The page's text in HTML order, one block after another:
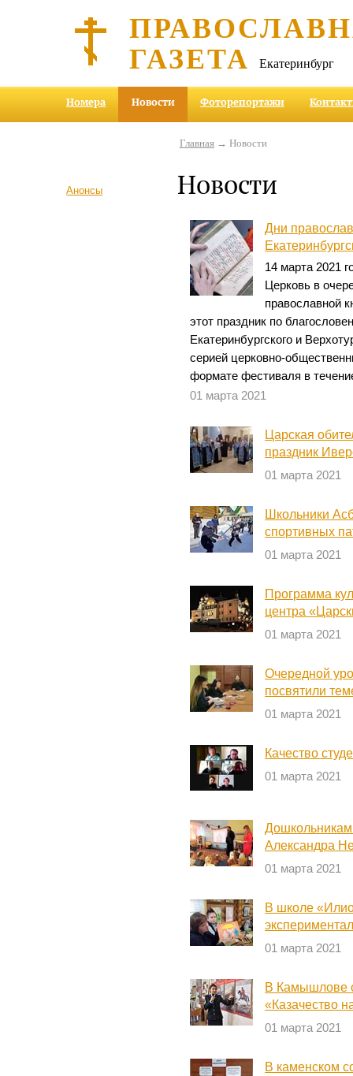
ГАЗЕТА Екатеринбург
Номера Новости Фоторепортажи
Анонсы
Главная→ Новости
Новости
Дни
14 марта 2021
Церковь в
православной
этот праздник по
Екатеринбургского и
серией церковно-
формате фестиваля в
01 марта 2021
Царская
праздник
01 марта 2021
Школьники
спортивных
01 марта 2021
Программа
центра
01 марта 2021
Очередной
посвятили
01 марта 2021
Качество
01 марта 2021
Дошкольникам
Александра
01 марта 2021
В школе
01 марта 2021
В Камышлове
«Казачество
01 марта 2021
В каменском